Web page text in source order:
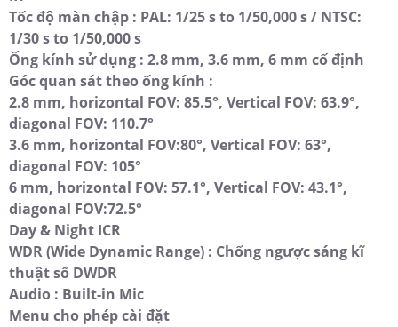
Tốc độ màn chập : PAL: 1/25 s to 1/50,000 s / NTSC:
1/30 s to 1/50,000 s
Ống kính sử dụng : 2.8 mm, 3.6 mm, 6 mm cố định
Góc quan sát theo ống kính :
2.8 mm, horizontal FOV: 85.5°, Vertical FOV: 63.9°,
diagonal FOV: 110.7°
3.6 mm, horizontal FOV:80°, Vertical FOV: 63°,
diagonal FOV: 105°
6 mm, horizontal FOV: 57.1°, Vertical FOV: 43.1°,
diagonal FOV:72.5°
Day & Night ICR
WDR (Wide Dynamic Range) : Chống ngược sáng kĩ
thuật số DWDR
Audio : Built-in Mic
Menu cho phép cài đặt